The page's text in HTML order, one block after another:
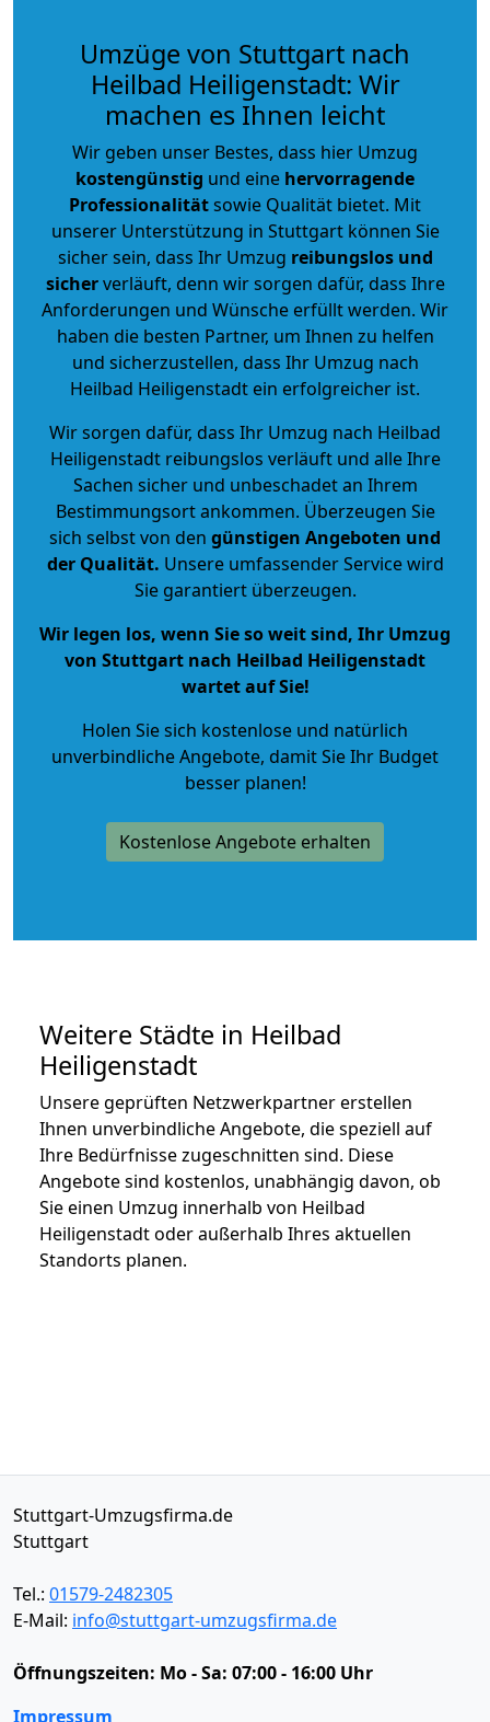
Umzüge von Stuttgart nach
Heilbad Heiligenstadt: Wir
machen es Ihnen leicht
Wir geben unser Bestes, dass hier Umzug
kostengünstig und eine hervorragende
Professionalitätsowie Qualität bietet. Mit
unserer Unterstützung in Stuttgart können Sie
sicher sein, dass Ihr Umzug reibungslos und
sicherverläuft, denn wir sorgen dafür, dass Ihre
Anforderungen und Wünsche erfüllt werden. Wir
haben die besten Partner, um Ihnen zu helfen
und sicherzustellen, dass Ihr Umzug nach
Heilbad Heiligenstadt ein erfolgreicher ist.
Wir sorgen dafür, dass Ihr Umzug nach Heilbad
Heiligenstadt reibungslos verläuft und alle Ihre
Sachen sicher und unbeschadet an Ihrem
Bestimmungsort ankommen. Überzeugen Sie
sich selbst von den günstigen Angeboten und
der Qualität. Unsere umfassender Service wird
Sie garantiert überzeugen.
Wir legen los, wenn Sie so weit sind, Ihr Umzug
von Stuttgart nach Heilbad Heiligenstadt
wartet auf Sie!
Holen Sie sich kostenlose und natürlich
unverbindliche Angebote, damit Sie Ihr Budget
besser planen!
Kostenlose Angebote erhalten
Weitere Städte in Heilbad
Heiligenstadt
Unsere geprüften Netzwerkpartner erstellen
Ihnen unverbindliche Angebote, die speziell auf
Ihre Bedürfnisse zugeschnitten sind. Diese
Angebote sind kostenlos, unabhängig davon, ob
Sie einen Umzug innerhalb von Heilbad
Heiligenstadt oder außerhalb Ihres aktuellen
Standorts planen.
Stuttgart-Umzugsfirma.de
Stuttgart
Tel.: 01579-2482305
E-Mail: info@stuttgart-umzugsfirma.de
Öffnungszeiten: Mo - Sa: 07:00 - 16:00 Uhr
Impressum